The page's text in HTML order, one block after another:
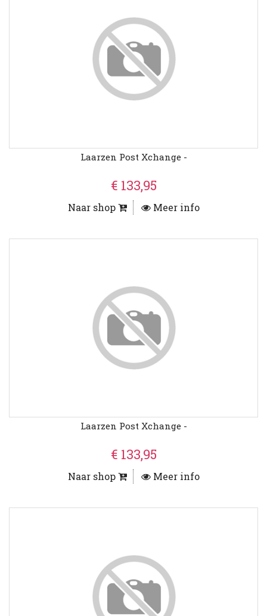
Laarzen Post Xchange -
€ 133,95
Naar shop Meer info
Laarzen Post Xchange -
€ 133,95
Naar shop Meer info